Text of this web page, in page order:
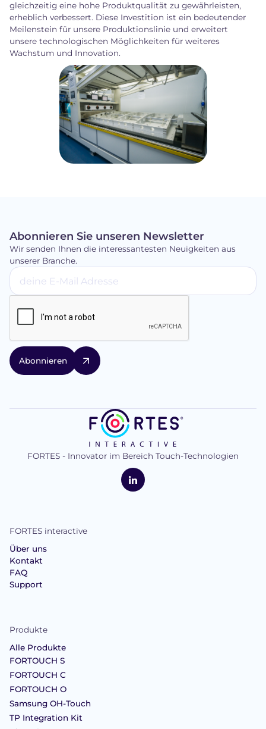
gleichzeitig eine hohe Produktqualität zu gewährleisten,
erheblich verbessert. Diese Investition ist ein bedeutender
Meilenstein für unsere Produktionslinie und erweitert
unsere technologischen Möglichkeiten für weiteres
Wachstum und Innovation.
Abonnieren Sie unseren Newsletter
Wir senden Ihnen die interessantesten Neuigkeiten aus
unserer Branche.
logo
Interactive
FORTES - Innovator im Bereich Touch-Technologien
LinkedIn
FORTES interactive
Über uns
Kontakt
FAQ
Support
Produkte
Alle Produkte
FORTOUCH S
FORTOUCH C
FORTOUCH O
Samsung OH-Touch
TP Integration Kit